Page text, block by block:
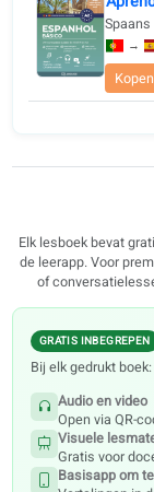
→
→
Elk lesboek bevat